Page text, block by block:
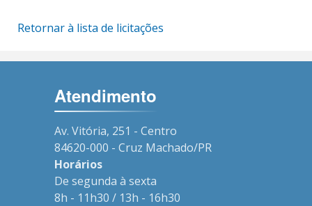
Retornar à lista de licitações
Atendimento
Av. Vitória, 251 - Centro
84620-000 - Cruz Machado/PR
Horários
De segunda à sexta
8h - 11h30 / 13h - 16h30